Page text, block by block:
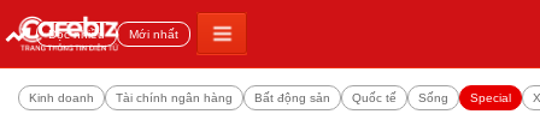
Đọc nhiều Mới nhất
Kinh doanh Tài chính ngân hàng Bất động sản Quốc tế Sống Special